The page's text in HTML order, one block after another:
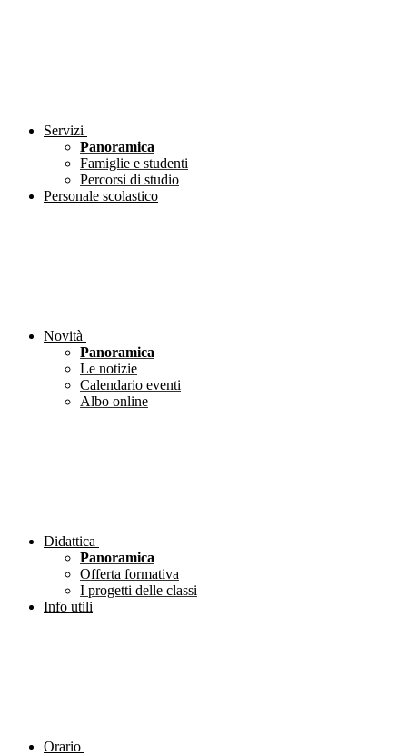
Servizi
Panoramica
Famiglie e studenti
Percorsi di studio
Personale scolastico
Novità
Panoramica
Le notizie
Calendario eventi
Albo online
Didattica
Panoramica
Offerta formativa
I progetti delle classi
Info utili
Orario